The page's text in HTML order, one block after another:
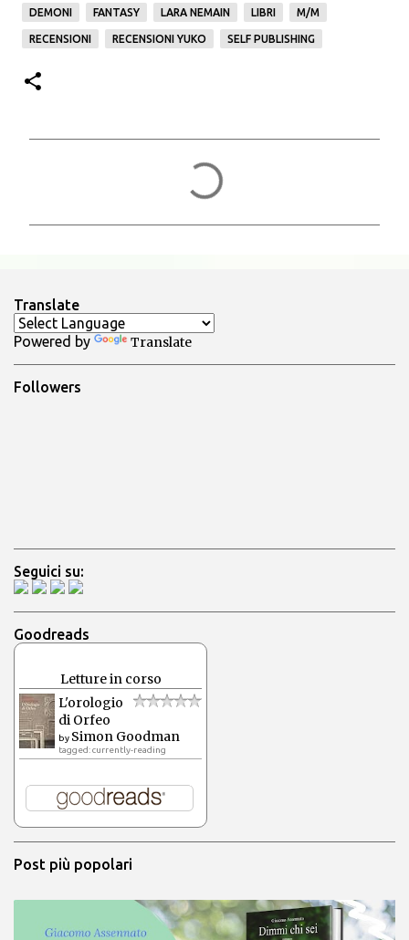
DEMONI FANTASY LARA NEMAIN LIBRI M/M
RECENSIONI RECENSIONI YUKO SELF PUBLISHING
t
i
Translate
Powered by Translate
Followers
Seguici su:
Goodreads
Letture in corso
L'orologio
di Orfeo
by Simon Goodman
tagged: currently-reading
Post più popolari